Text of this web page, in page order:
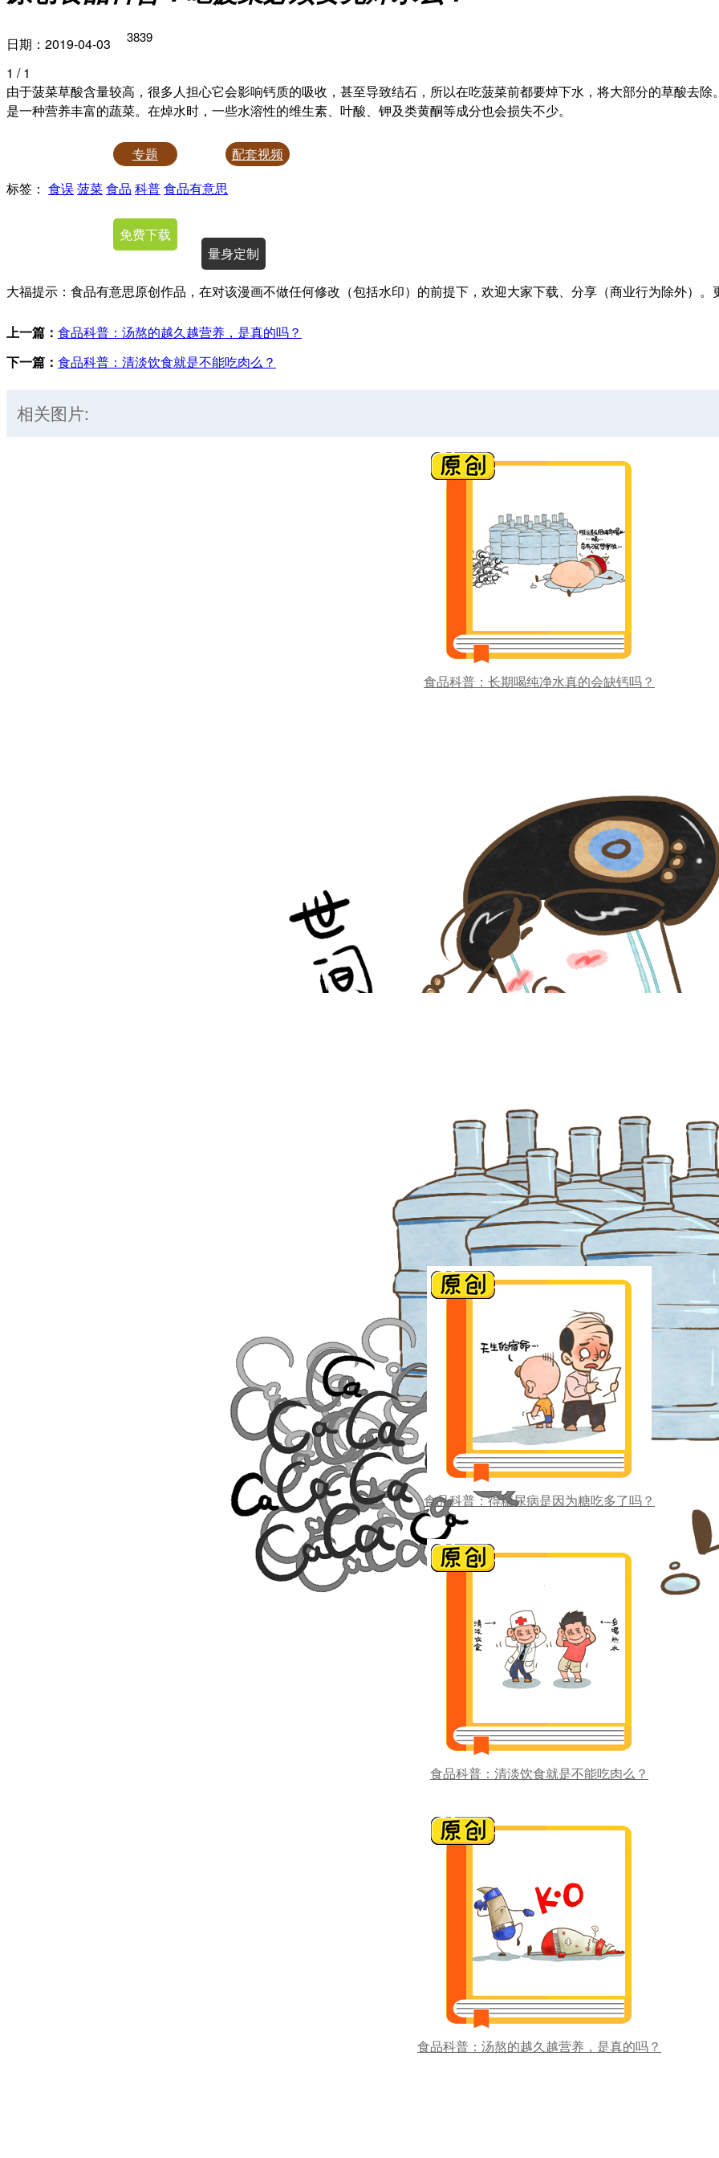
日期：2019-04-03 3839
1 / 1
由于菠菜草酸含量较高，很多人担心它会影响钙质的吸收，甚至导致结石，所以在吃菠菜前都要焯下水，将大部分的草酸去
是一种营养丰富的蔬菜。在焯水时，一些水溶性的维生素、叶酸、钾及类黄酮等成分也会损失不少。
专题
配套视频
标签： 食误菠菜食品 科普食品有意思
免费下载
量身定制
大福提示：食品有意思原创作品，在对该漫画不做任何修改（包括水印）的前提下，欢迎大家下载、分享（商业行为除外）
上一篇： 食品科普：汤熬的越久越营养，是真的吗？
下一篇： 食品科普：清淡饮食就是不能吃肉么？
相关图片:
食品科普：长期喝纯净水真的会缺钙吗？
食品科普：得糖尿病是因为糖吃多了吗？
食品科普：清淡饮食就是不能吃肉么？
食品科普：汤熬的越久越营养，是真的吗？